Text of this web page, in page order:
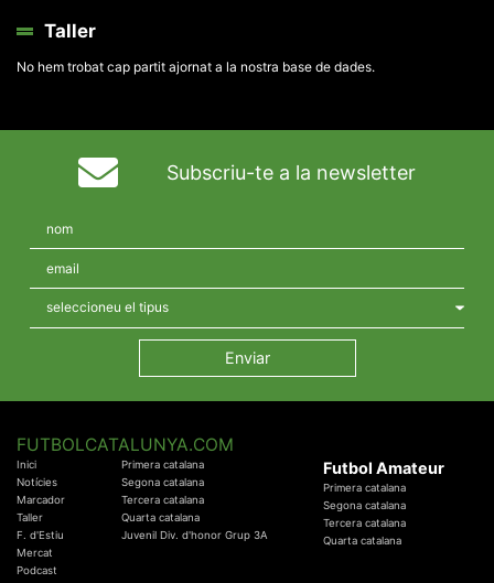
Taller
No hem trobat cap partit ajornat a la nostra base de dades.
Subscriu-te a la newsletter
FUTBOLCATALUNYA.COM
Inici
Notícies
Marcador
Taller
F. d'Estiu
Mercat
Podcast
Primera catalana
Segona catalana
Tercera catalana
Quarta catalana
Juvenil Div. d'honor Grup 3A
Futbol Amateur
Primera catalana
Segona catalana
Tercera catalana
Quarta catalana